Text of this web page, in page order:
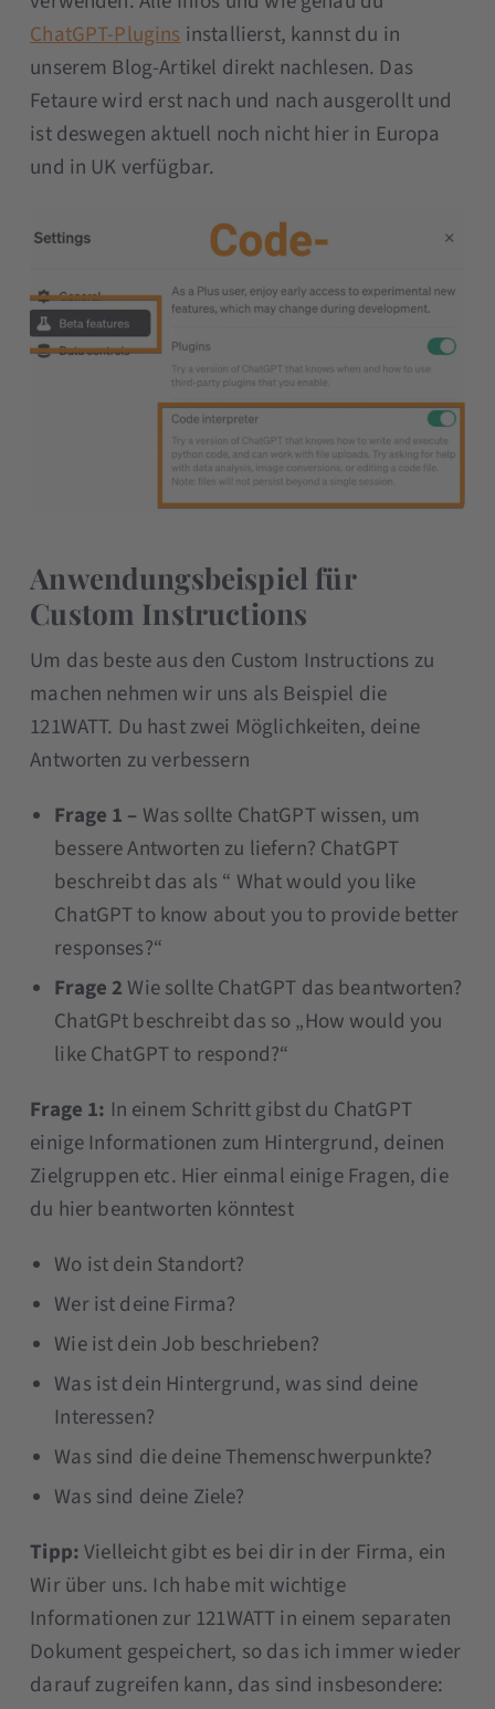
ChatGPT-Pluginsinstallierst, kannst du in
unserem Blog-Artikel direkt nachlesen. Das
Fetaure wird erst nach und nach ausgerollt und
ist deswegen aktuell noch nicht hier in Europa
und in UK verfügbar.
Anwendungsbeispiel für
Custom Instructions
Um das beste aus den Custom Instructions zu
machen nehmen wir uns als Beispiel die
121WATT. Du hast zwei Möglichkeiten, deine
Antworten zu verbessern
Frage 1 – Was sollte ChatGPT wissen, um
bessere Antworten zu liefern? ChatGPT
beschreibt das als “ What would you like
ChatGPT to know about you to provide better
responses?“
Frage 2Wie sollte ChatGPT das beantworten?
ChatGPt beschreibt das so „How would you
like ChatGPT to respond?“
Frage 1: In einem Schritt gibst du ChatGPT
einige Informationen zum Hintergrund, deinen
Zielgruppen etc. Hier einmal einige Fragen, die
du hier beantworten könntest
Wo ist dein Standort?
Wer ist deine Firma?
Wie ist dein Job beschrieben?
Was ist dein Hintergrund, was sind deine
Interessen?
Was sind die deine Themenschwerpunkte?
Was sind deine Ziele?
Tipp:Vielleicht gibt es bei dir in der Firma, ein
Wir über uns. Ich habe mit wichtige
Informationen zur 121WATT in einem separaten
Dokument gespeichert, so das ich immer wieder
darauf zugreifen kann, das sind insbesondere: